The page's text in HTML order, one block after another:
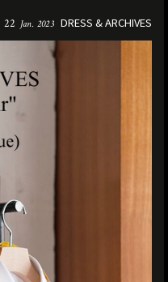
22 Jan. 2023 DRESS & ARCHIVES